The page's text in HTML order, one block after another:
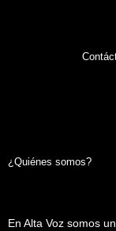
¿Quiénes somos?
En Alta Voz somos